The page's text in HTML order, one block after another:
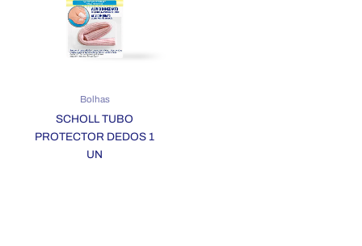
Bolhas
SCHOLL TUBO
PROTECTOR DEDOS 1
UN